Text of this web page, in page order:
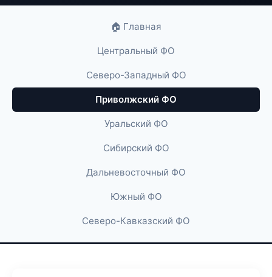
🏠 Главная
Центральный ФО
Северо-Западный ФО
Приволжский ФО
Уральский ФО
Сибирский ФО
Дальневосточный ФО
Южный ФО
Северо-Кавказский ФО